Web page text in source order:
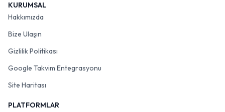
KURUMSAL
Hakkımızda
Bize Ulaşın
Gizlilik Politikası
Google Takvim Entegrasyonu
Site Haritası
PLATFORMLAR